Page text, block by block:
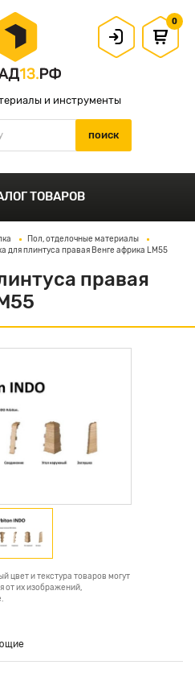
и инструменты
0
ТОВАРОВ
Пол, отделочные материалы
для плинтуса правая Венге африка LM55
правая
цвет и текстура товаров могут
от их изображений,